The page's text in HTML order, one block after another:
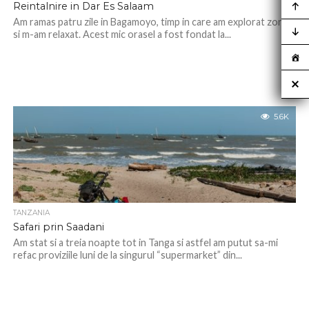
Reintalnire in Dar Es Salaam
Am ramas patru zile in Bagamoyo, timp in care am explorat zona
si m-am relaxat. Acest mic orasel a fost fondat la...
5.6K
TANZANIA
Safari prin Saadani
Am stat si a treia noapte tot in Tanga si astfel am putut sa-mi
refac proviziile luni de la singurul “supermarket” din...